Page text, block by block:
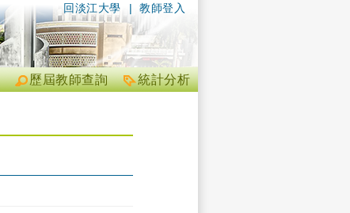
| 教師登入
回淡江大學
統計分析
歷屆教師查詢